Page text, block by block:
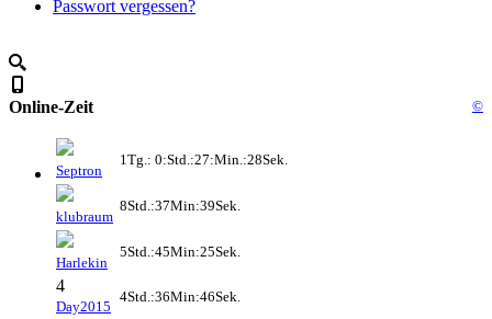
Passwort vergessen?
Online-Zeit ©
Septron
1Tg.: 0:Std.:27:Min.:28Sek.
klubraum
8Std.:37Min:39Sek.
Harlekin
5Std.:45Min:25Sek.
4
Day2015
4Std.:36Min:46Sek.